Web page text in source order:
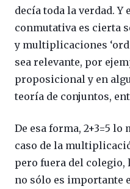
decía toda la verdad. Y
conmutativa es cierta
y multiplicaciones
sea relevante, por
proposicional y en
teoría de conjuntos,
De esa forma, 2+3=5 lo
caso de la
pero fuera del colegio,
no sólo es importante